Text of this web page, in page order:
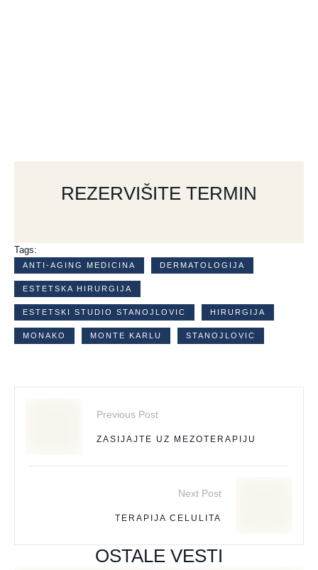
REZERVIŠITE TERMIN
Tags:
ANTI-AGING MEDICINA DERMATOLOGIJA
ESTETSKA HIRURGIJA
ESTETSKI STUDIO STANOJLOVIC HIRURGIJA
MONAKO MONTE KARLU STANOJLOVIC
Previous Post
ZASIJAJTE UZ MEZOTERAPIJU
Next Post
TERAPIJA CELULITA
OSTALE VESTI